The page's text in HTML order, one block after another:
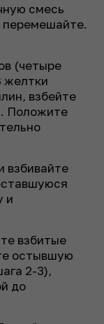
смесь
перемешайте.
(четыре
желтки
взбейте
Положите
взбивайте
и
взбитые
остывшую
2-3),
до